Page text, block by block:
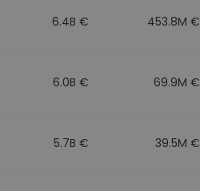
6.4B € 453.8M €
6.0B € 69.9M €
5.7B € 39.5M €